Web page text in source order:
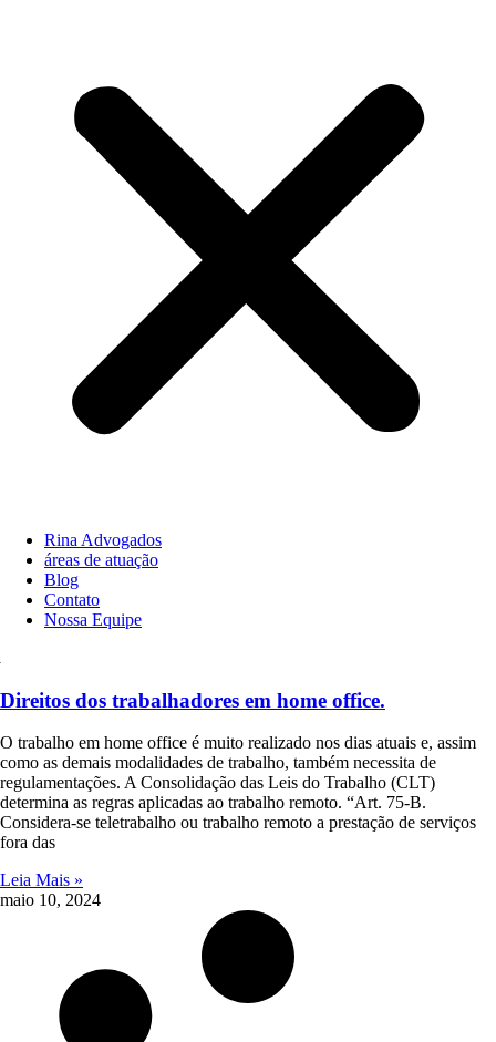
Rina Advogados
áreas de atuação
Blog
Contato
Nossa Equipe
Direitos dos trabalhadores em home office.
O trabalho em home office é muito realizado nos dias atuais e, assim
como as demais modalidades de trabalho, também necessita de
regulamentações. A Consolidação das Leis do Trabalho (CLT)
determina as regras aplicadas ao trabalho remoto. “Art. 75-B.
Considera-se teletrabalho ou trabalho remoto a prestação de serviços
fora das
Leia Mais »
maio 10, 2024